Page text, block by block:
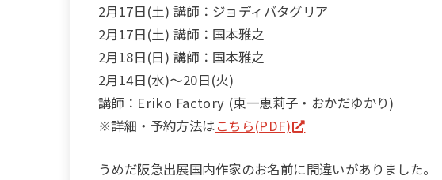
2月17日(土) 講師：ジョディバタグリア
2月17日(土) 講師：国本雅之
2月18日(日) 講師：国本雅之
2月14日(水)～20日(火)
講師：Eriko Factory (東一恵莉子・おかだゆかり)
※詳細・予約方法はこちら(PDF)
うめだ阪急出展国内作家のお名前に間違いがありました。